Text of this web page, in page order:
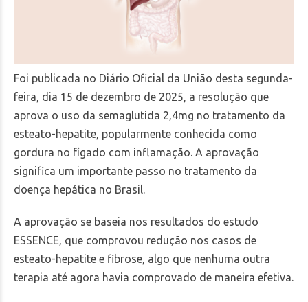
Foi publicada no Diário Oficial da União desta segunda-
feira, dia 15 de dezembro de 2025, a resolução que
aprova o uso da semaglutida 2,4mg no tratamento da
esteato-hepatite, popularmente conhecida como
gordura no fígado com inflamação. A aprovação
significa um importante passo no tratamento da
doença hepática no Brasil.
A aprovação se baseia nos resultados do estudo
ESSENCE, que comprovou redução nos casos de
esteato-hepatite e fibrose, algo que nenhuma outra
terapia até agora havia comprovado de maneira efetiva.